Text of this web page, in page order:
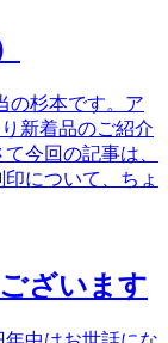
の杉本です。ア
新着品のご紹介
今回の記事は、
について、ちょ
ざいます